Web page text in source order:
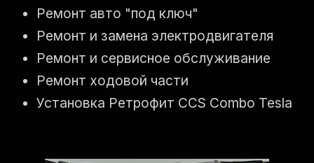
Ремонт авто "под ключ"
Ремонт и замена электродвигателя
Ремонт и сервисное обслуживание
Ремонт ходовой части
Установка Ретрофит CCS Combo Tesla